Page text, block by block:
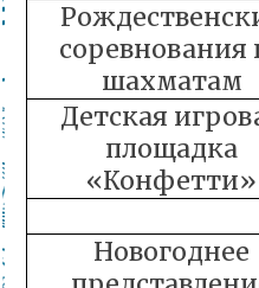
соревнования
шахматам
Детская
площадка
«Конфетти»
Новогоднее